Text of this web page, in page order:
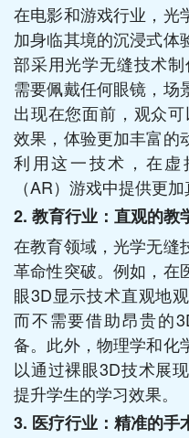
在电影和游戏行业，光
加身临其境的沉浸式体
部采用光学无缝技术
需要佩戴任何眼镜，场
出现在您面前，观众
效果，体验更加丰富的
利用这一技术，在
（AR）游戏中提供更
2. 教育行业：直观的教
在教育领域，光学无缝
革命性突破。例如，在
眼3D显示技术直观地
而不需要借助昂贵的
备。此外，物理学和化
以通过裸眼3D技术展
提升学生的学习效果。
3. 医疗行业：精准的手